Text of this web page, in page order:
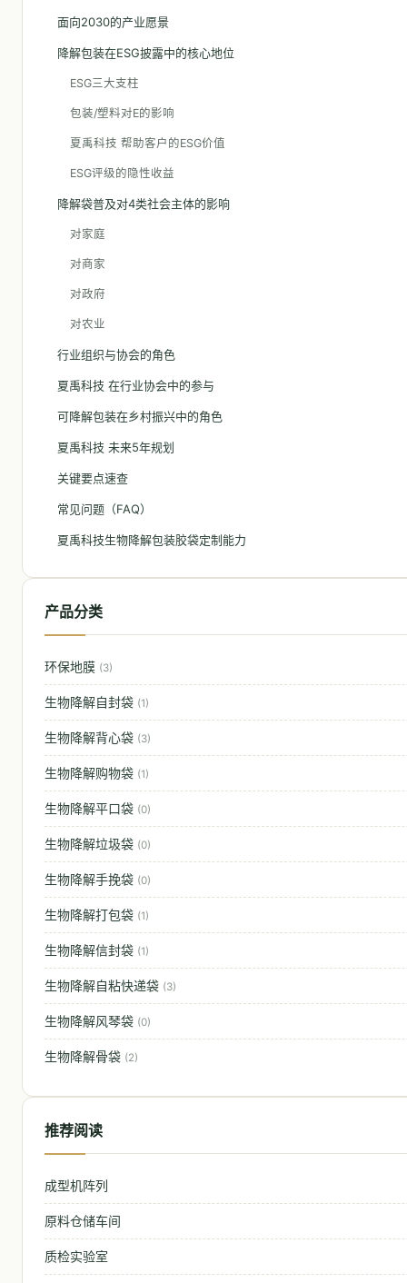
面向2030的产业愿景
降解包装在ESG披露中的核心地位
ESG三大支柱
包装/塑料对E的影响
夏禹科技 帮助客户的ESG价值
ESG评级的隐性收益
降解袋普及对4类社会主体的影响
对家庭
对商家
对政府
对农业
行业组织与协会的角色
夏禹科技 在行业协会中的参与
可降解包装在乡村振兴中的角色
夏禹科技 未来5年规划
关键要点速查
常见问题（FAQ）
夏禹科技生物降解包装胶袋定制能力
产品分类
环保地膜 (3)
生物降解自封袋 (1)
生物降解背心袋 (3)
生物降解购物袋 (1)
生物降解平口袋 (0)
生物降解垃圾袋 (0)
生物降解手挽袋 (0)
生物降解打包袋 (1)
生物降解信封袋 (1)
生物降解自粘快递袋 (3)
生物降解风琴袋 (0)
生物降解骨袋 (2)
推荐阅读
成型机阵列
原料仓储车间
质检实验室